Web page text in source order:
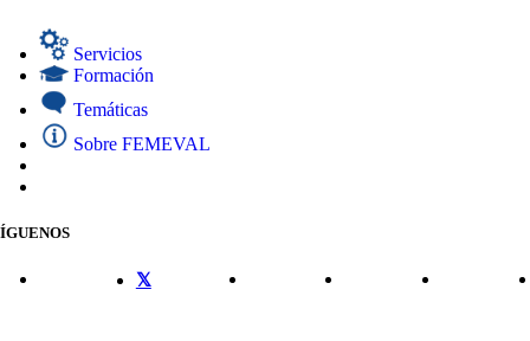
Servicios
Formación
Temáticas
Sobre FEMEVAL